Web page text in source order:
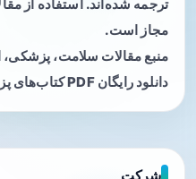
ترجمه شده‌اند. استفاده از
مجاز است.
منبع مقالات سلامت،
دانلود رایگان PDF کتاب‌های پزشکی.
شرکت